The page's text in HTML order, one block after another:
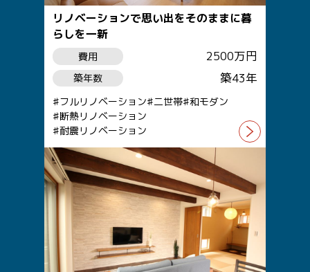
リノベーションで思い出をそのままに暮
らしを一新
費用 2500万円
築年数 築43年
フルリノベーション 二世帯 和モダン
断熱リノベーション
耐震リノベーション